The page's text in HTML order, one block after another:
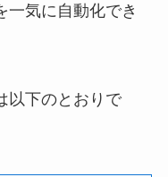
一気に自動化でき
以下のとおりで